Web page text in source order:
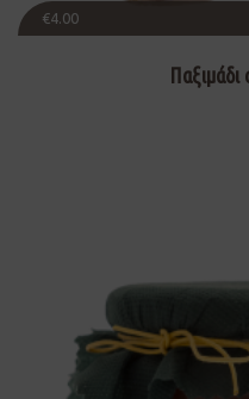
€4.00
Παξιμάδι